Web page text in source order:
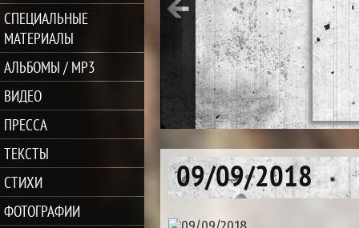
СПЕЦИАЛЬНЫЕ
МАТЕРИАЛЫ
АЛЬБОМЫ / MP3
ВИДЕО
ПРЕССА
ТЕКСТЫ
СТИХИ
ФОТОГРАФИИ
09/09/2018